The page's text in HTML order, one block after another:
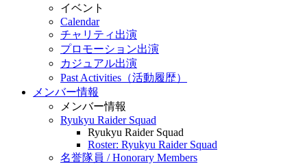
イベント
Calendar
チャリティ出演
プロモーション出演
カジュアル出演
Past Activities（活動履歴）
メンバー情報
メンバー情報
Ryukyu Raider Squad
Ryukyu Raider Squad
Roster: Ryukyu Raider Squad
名誉隊員 / Honorary Members